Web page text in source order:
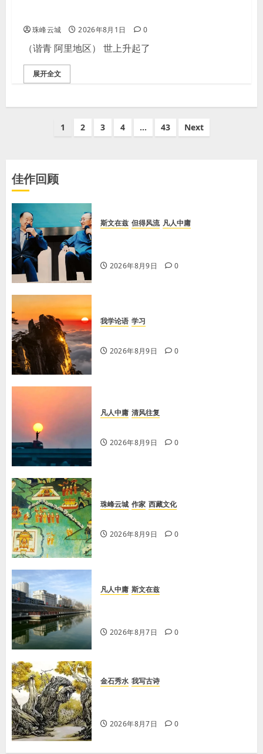
珠峰云城 2026年8月1日 0
（谐青 阿里地区） 世上升起了
展开全文
页
1 2 3 4 … 43 Next
佳作回顾
斯文在兹 但得风流 凡人中庸
2026年8月9日 0
我学论语 学习
2026年8月9日 0
凡人中庸 清风往复
2026年8月9日 0
珠峰云城 作家 西藏文化
2026年8月9日 0
凡人中庸 斯文在兹
2026年8月7日 0
金石秀水 我写古诗
2026年8月7日 0